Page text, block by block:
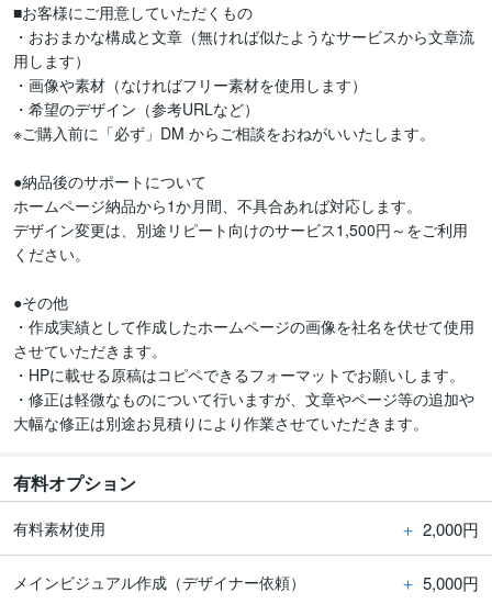
■お客様にご用意していただくもの
・おおまかな構成と文章（無ければ似たようなサービスから文章流
用します）
・画像や素材（なければフリー素材を使用します）
・希望のデザイン（参考URLなど）
※ご購入前に「必ず」DM からご相談をおねがいいたします。
●納品後のサポートについて
ホームページ納品から1か月間、不具合あれば対応します。
デザイン変更は、別途リピート向けのサービス1,500円～をご利用
ください。
●その他
・作成実績として作成したホームページの画像を社名を伏せて使用
させていただきます。
・HPに載せる原稿はコピペできるフォーマットでお願いします。
・修正は軽微なものについて行いますが、文章やページ等の追加や
大幅な修正は別途お見積りにより作業させていただきます。
有料オプション
有料素材使用 ＋ 2,000円
メインビジュアル作成（デザイナー依頼） ＋ 5,000円